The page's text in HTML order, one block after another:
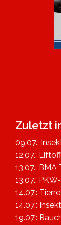
Zuletzt
09.07.:
12.07.:
13.07.:
13.07.:
14.07.:
14.07.:
19.07.: